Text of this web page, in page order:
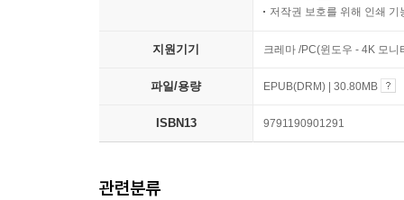
저작권 보호를 위해 인쇄 기
지원기기 크레마 /PC(윈도우 - 4K 모
파일/용량 EPUB(DRM) | 30.80MB
ISBN13 9791190901291
관련분류